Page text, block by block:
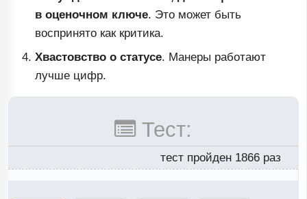
в оценочном ключе. Это может быть
воспринято как критика.
Хвастовство о статусе. Манеры работают
лучше цифр.
Тест:
тест пройден 1866 раз